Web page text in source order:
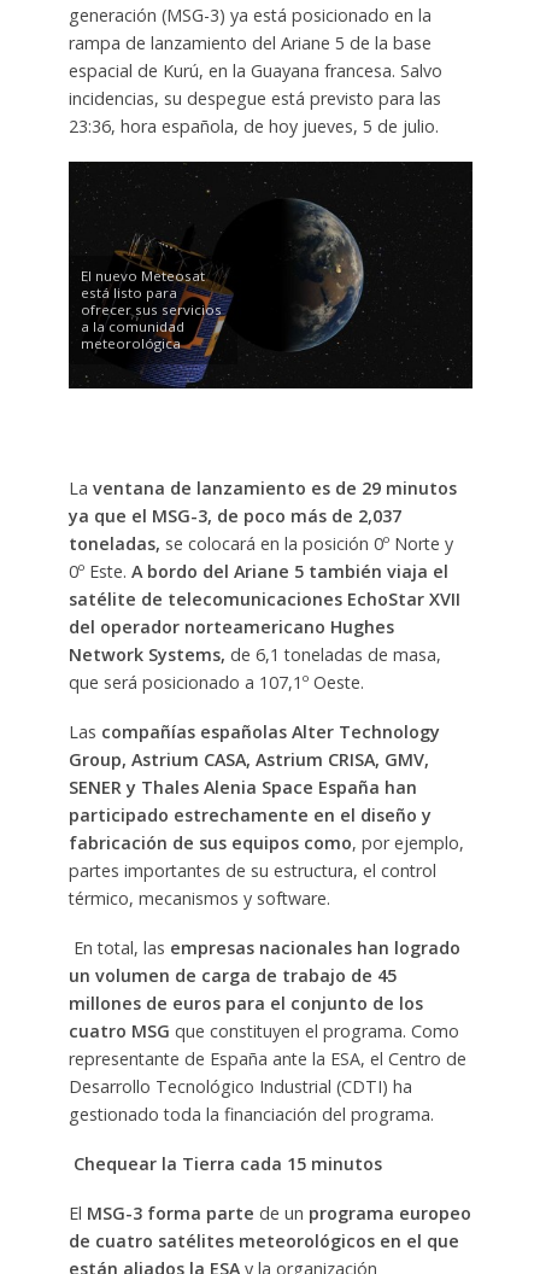
generación (MSG-3) ya está posicionado en la
rampa de lanzamiento del Ariane 5 de la base
espacial de Kurú, en la Guayana francesa. Salvo
incidencias, su despegue está previsto para las
23:36, hora española, de hoy jueves, 5 de julio.
El nuevo Meteosat
está listo para
ofrecer sus servicios
a la comunidad
meteorológica
La ventana de lanzamiento es de 29 minutos
ya que el MSG-3, de poco más de 2,037
toneladas, se colocará en la posición 0º Norte y
0º Este. A bordo del Ariane 5 también viaja el
satélite de telecomunicaciones EchoStar XVII
del operador norteamericano Hughes
Network Systems, de 6,1 toneladas de masa,
que será posicionado a 107,1º Oeste.
Las compañías españolas Alter Technology
Group, Astrium CASA, Astrium CRISA, GMV,
SENER y Thales Alenia Space España han
participado estrechamente en el diseño y
fabricación de sus equipos como, por ejemplo,
partes importantes de su estructura, el control
térmico, mecanismos y software.
En total, las empresas nacionales han logrado
un volumen de carga de trabajo de 45
millones de euros para el conjunto de los
cuatro MSG que constituyen el programa. Como
representante de España ante la ESA, el Centro de
Desarrollo Tecnológico Industrial (CDTI) ha
gestionado toda la financiación del programa.
Chequear la Tierra cada 15 minutos
El MSG-3 forma parte de un programa europeo
de cuatro satélites meteorológicos en el que
están aliados la ESAy la organización